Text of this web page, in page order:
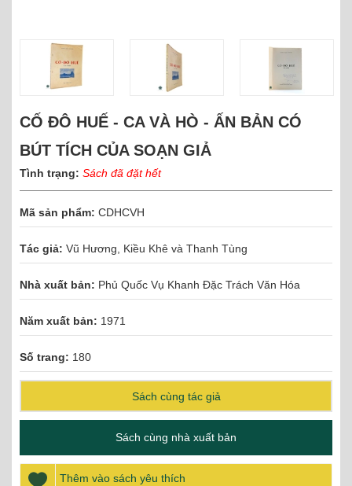
CỐ ĐÔ HUẾ - CA VÀ HÒ - ẤN BẢN CÓ
BÚT TÍCH CỦA SOẠN GIẢ
Tình trạng: Sách đã đặt hết
Mã sản phẩm: CDHCVH
Tác giả: Vũ Hương, Kiều Khê và Thanh Tùng
Nhà xuất bản: Phủ Quốc Vụ Khanh Đặc Trách Văn Hóa
Năm xuất bản: 1971
Số trang: 180
Sách cùng tác giả
Sách cùng nhà xuất bản
Thêm vào sách yêu thích